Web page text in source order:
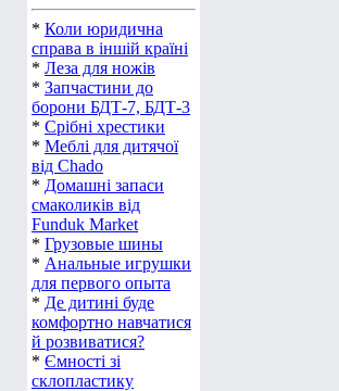
* Коли юридична
справа в іншій країні
* Леза для ножів
* Запчастини до
борони БДТ-7, БДТ-3
* Срібні хрестики
* Меблі для дитячої
від Chado
* Домашні запаси
смаколиків від
Funduk Market
* Грузовые шины
* Анальные игрушки
для первого опыта
* Де дитині буде
комфортно навчатися
й розвиватися?
* Ємності зі
склопластику